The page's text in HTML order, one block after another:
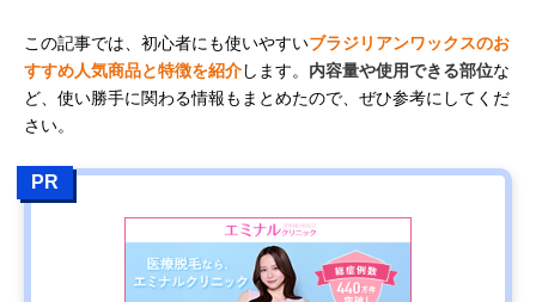
この記事では、初心者にも使いやすいブラジリアンワックスのお
すすめ人気商品と特徴を紹介します。 内容量や使用できる部位な
ど、使い勝手に関わる情報もまとめたので、ぜひ参考にしてくだ
さい。
PR